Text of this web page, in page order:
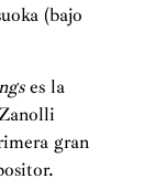
(bajo
es la
gran